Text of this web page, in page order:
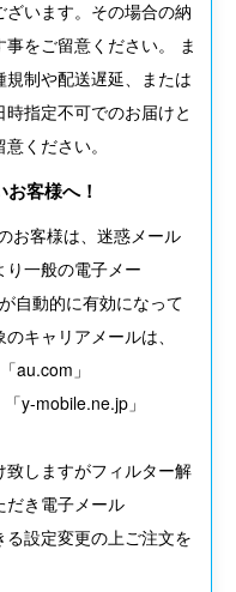
動タイムラグによって
います。その場合の納
をご留意ください。 ま
制や配送遅延、または
指定不可でのお届けと
意ください。
お客様へ！
お客様は、迷惑メール
一般の電子メー
自動的に有効になって
キャリアメールは、
au.com」
y-mobile.ne.jp」
しますがフィルター解
き電子メール